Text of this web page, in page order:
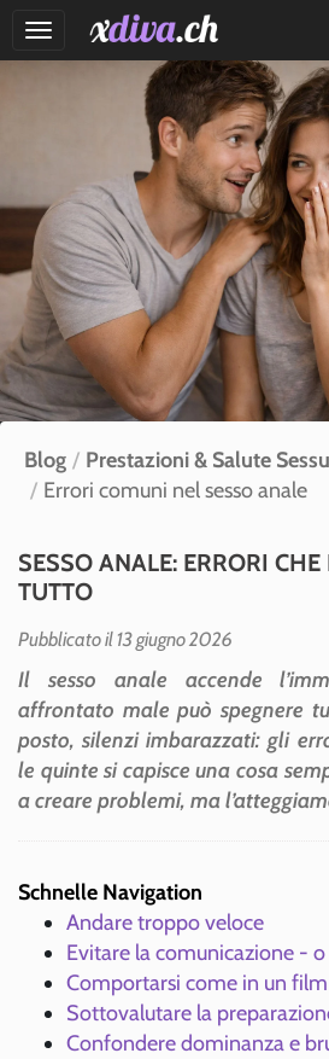
INSERISCI
ANNUNCIO
BLOG
ACCEDI
CONTATTI
Blog
Prestazioni & Salute
Errori comuni nel sesso anale
SESSO ANALE: ERRORI
TUTTO
Pubblicato il 13 giugno 2026
Il sesso anale accende
affrontato male può spegnere
posto, silenzi imbarazzati: gli
le quinte si capisce una cosa
a creare problemi, ma
Schnelle Navigation
Andare troppo veloce
Evitare la comunicazione -
Comportarsi come in un film
Sottovalutare la
Confondere dominanza e